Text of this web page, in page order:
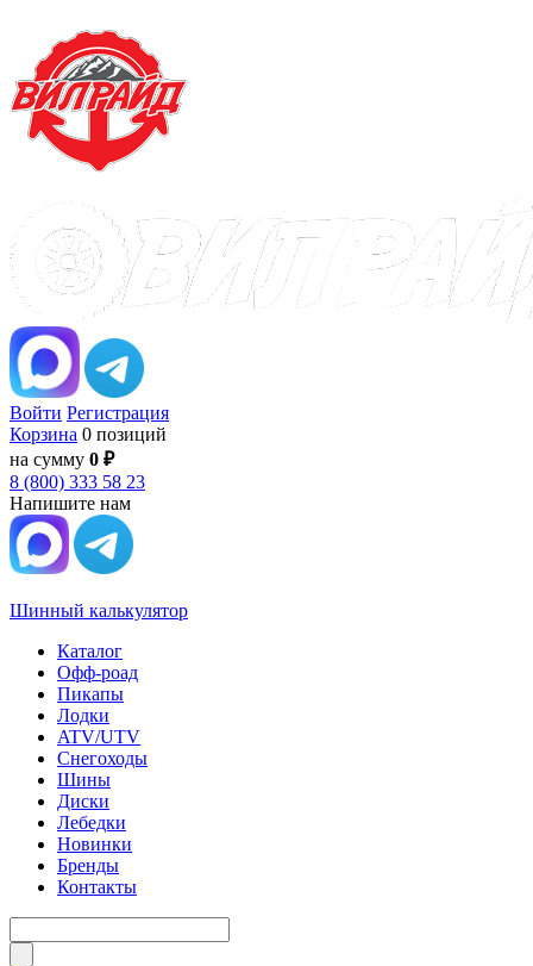
Войти Регистрация
Корзина 0 позиций
на сумму 0 ₽
8 (800) 333 58 23
Напишите нам
Шинный калькулятор
Каталог
Офф-роад
Пикапы
Лодки
ATV/UTV
Снегоходы
Шины
Диски
Лебедки
Новинки
Бренды
Контакты